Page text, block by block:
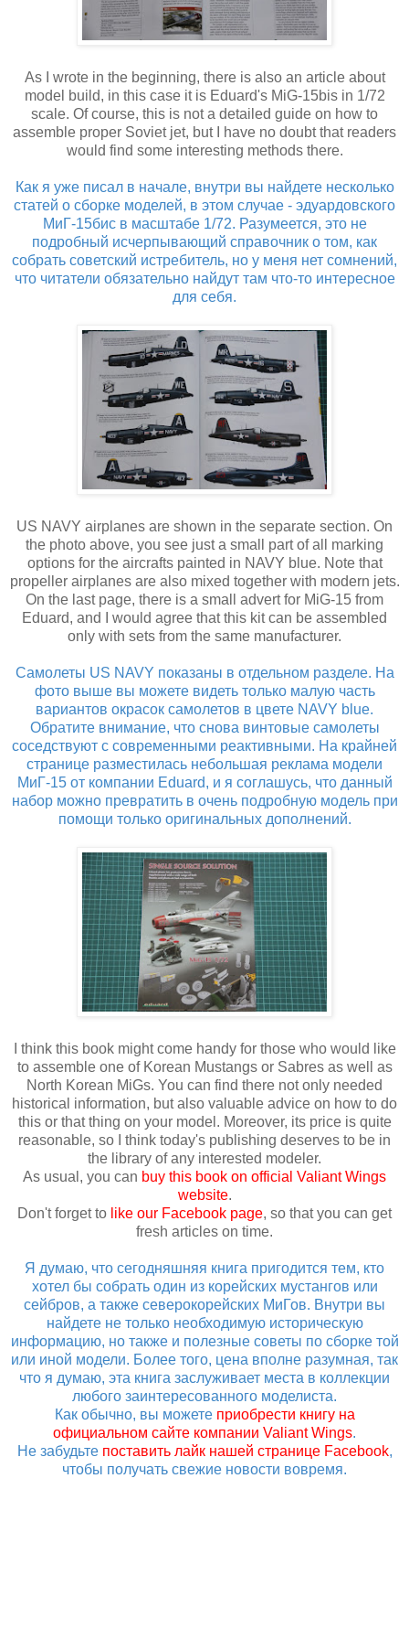
As I wrote in the beginning, there is also an article about
model build, in this case it is Eduard's MiG-15bis in 1/72
scale. Of course, this is not a detailed guide on how to
assemble proper Soviet jet, but I have no doubt that readers
would find some interesting methods there.
Как я уже писал в начале, внутри вы найдете несколько
статей о сборке моделей, в этом случае - эдуардовского
МиГ-15бис в масштабе 1/72. Разумеется, это не
подробный исчерпывающий справочник о том, как
собрать советский истребитель, но у меня нет сомнений,
что читатели обязательно найдут там что-то интересное
для себя.
US NAVY airplanes are shown in the separate section. On
the photo above, you see just a small part of all marking
options for the aircrafts painted in NAVY blue. Note that
propeller airplanes are also mixed together with modern jets.
On the last page, there is a small advert for MiG-15 from
Eduard, and I would agree that this kit can be assembled
only with sets from the same manufacturer.
Самолеты US NAVY показаны в отдельном разделе. На
фото выше вы можете видеть только малую часть
вариантов окрасок самолетов в цвете NAVY blue.
Обратите внимание, что снова винтовые самолеты
соседствуют с современными реактивными. На крайней
странице разместилась небольшая реклама модели
МиГ-15 от компании Eduard, и я соглашусь, что данный
набор можно превратить в очень подробную модель при
помощи только оригинальных дополнений.
I think this book might come handy for those who would like
to assemble one of Korean Mustangs or Sabres as well as
North Korean MiGs. You can find there not only needed
historical information, but also valuable advice on how to do
this or that thing on your model. Moreover, its price is quite
reasonable, so I think today's publishing deserves to be in
the library of any interested modeler.
As usual, you can buy this book on official Valiant Wings
website.
Don't forget to like our Facebook page, so that you can get
fresh articles on time.
Я думаю, что сегодняшняя книга пригодится тем, кто
хотел бы собрать один из корейских мустангов или
сейбров, а также северокорейских МиГов. Внутри вы
найдете не только необходимую историческую
информацию, но также и полезные советы по сборке той
или иной модели. Более того, цена вполне разумная, так
что я думаю, эта книга заслуживает места в коллекции
любого заинтересованного моделиста.
Как обычно, вы можете приобрести книгу на
официальном сайте компании Valiant Wings.
Не забудьте поставить лайк нашей странице Facebook,
чтобы получать свежие новости вовремя.